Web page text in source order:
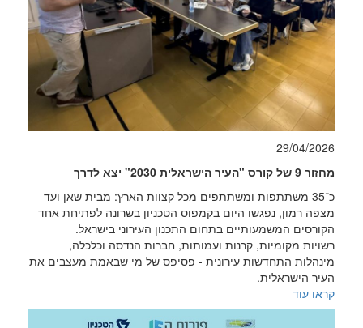
29/04/2026
מחזור 9 של קורס "העיר הישראלית 2030" יצא לדרך
כ־35 משתתפות ומשתתפים מכל קצוות הארץ: מבית שאן ועד
מצפה רמון, נפגשו היום בקמפוס הטכניון בשרונה לפתיחת אחד
הקורסים המשמעותיים בתחום התכנון העירוני בישראל.
רשויות מקומיות, קרנות ועמותות, חברות הנדסה וכלכלה,
מינהלות התחדשות עירונית - פסיפס של מי שבאמת מעצבים את
העיר הישראלית.
קראו עוד